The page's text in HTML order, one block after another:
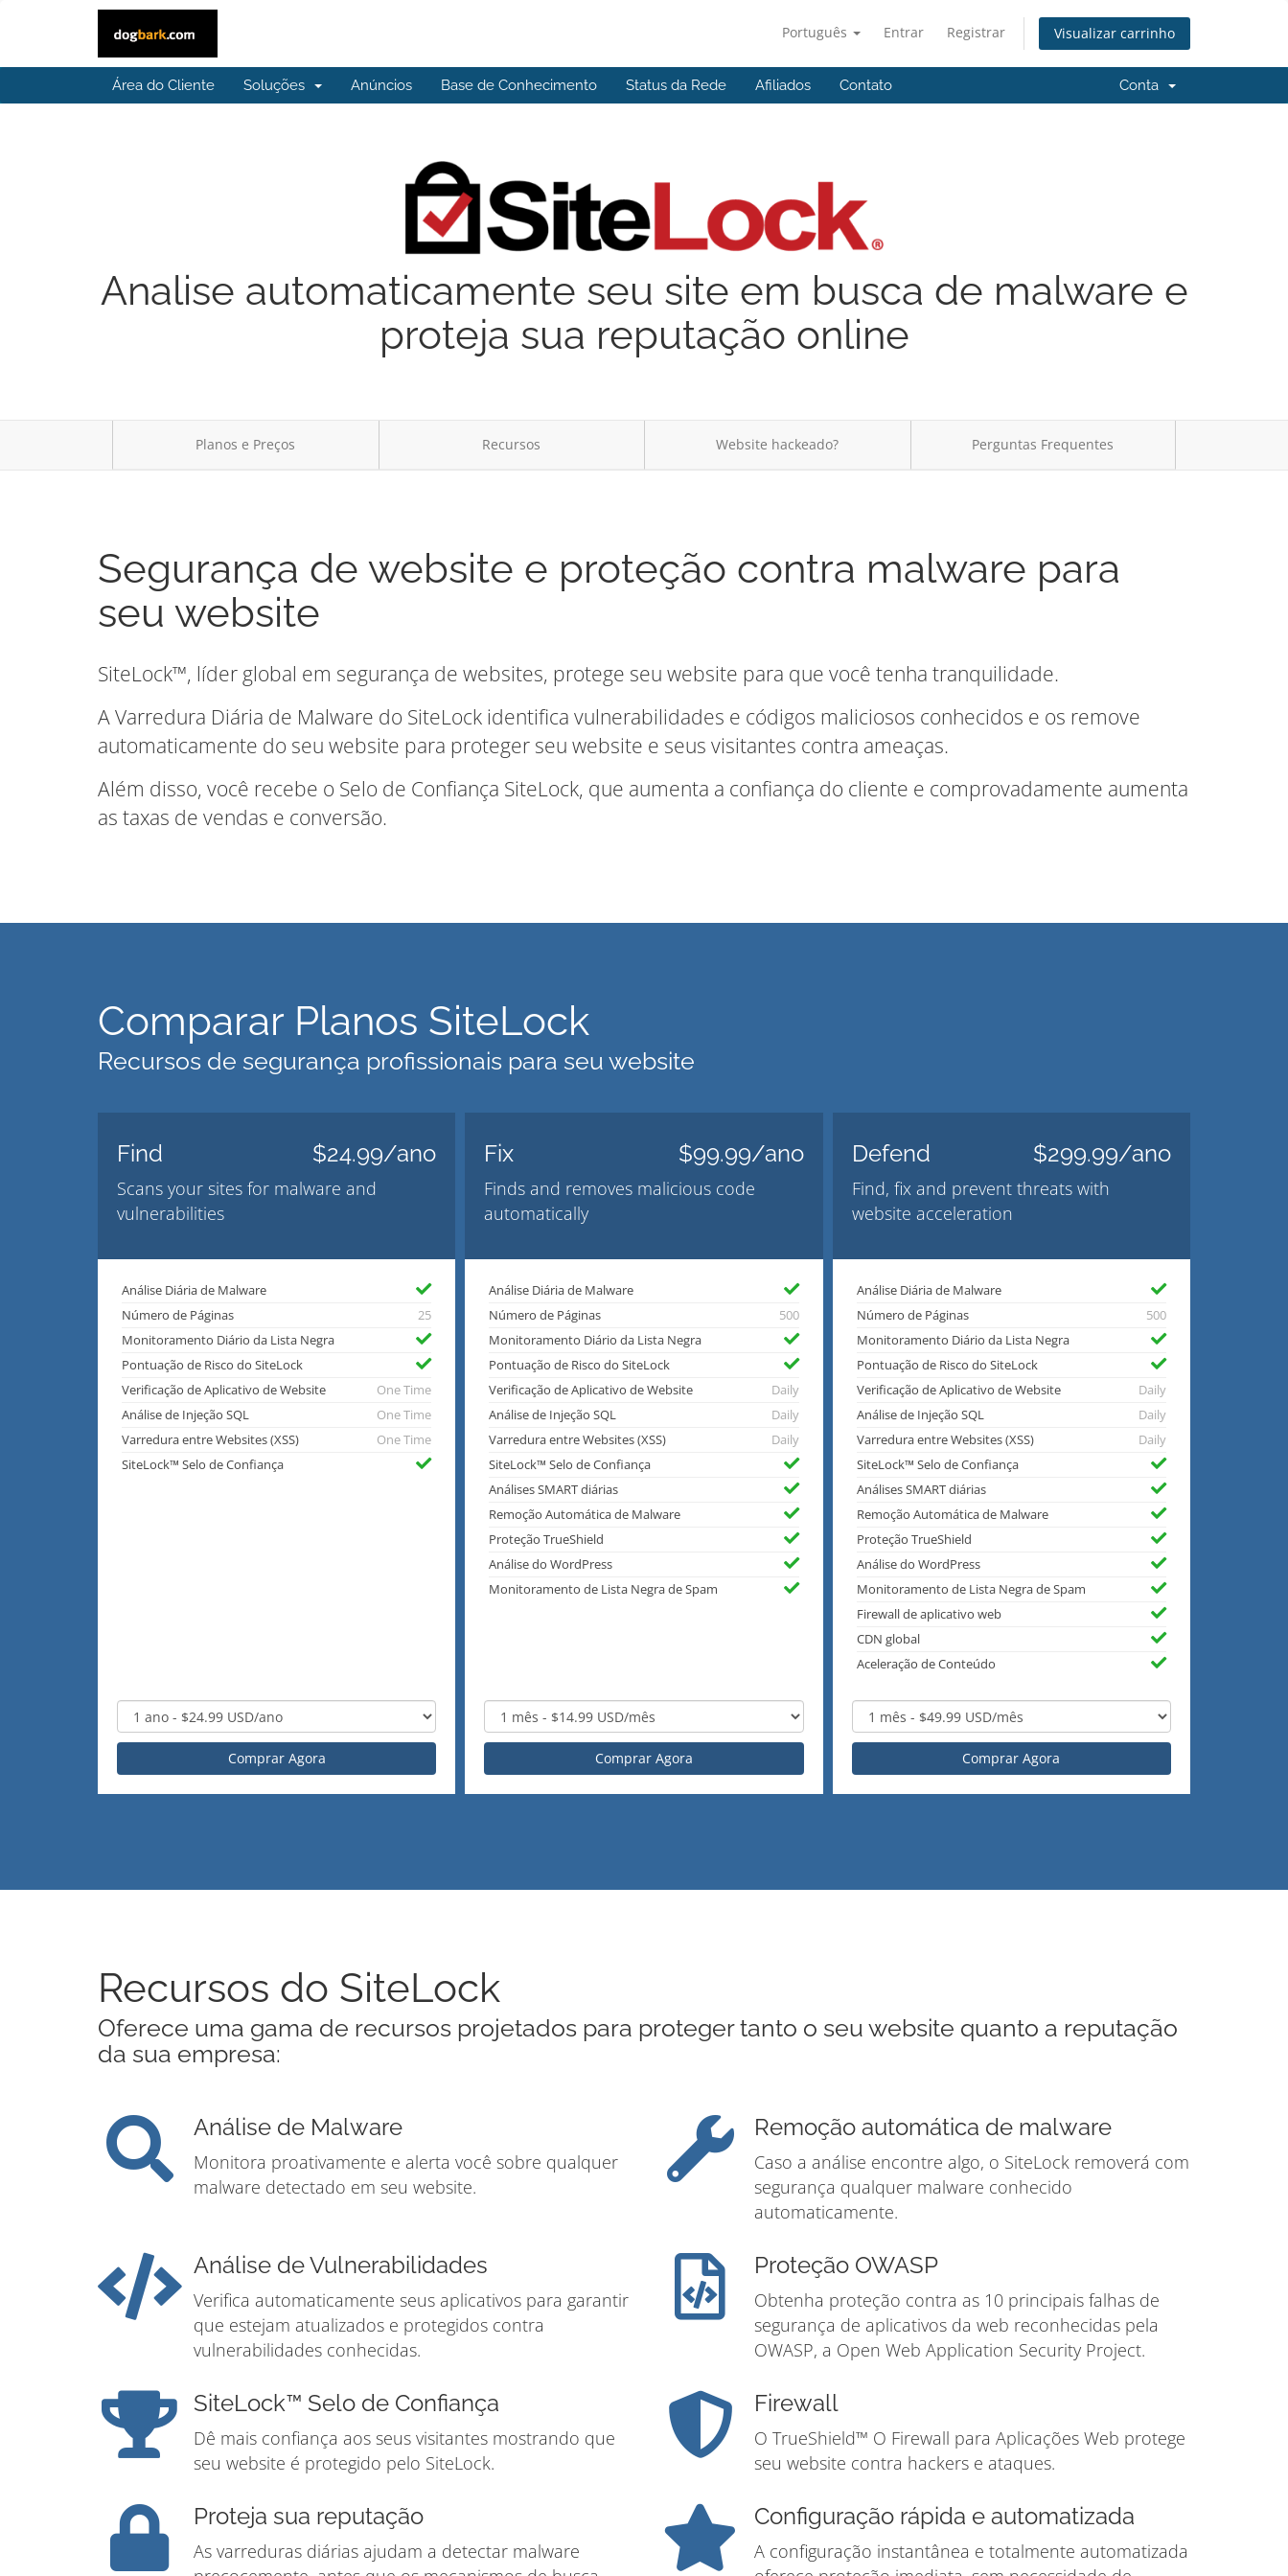
Português Entrar Registrar Visualizar carrinho
Área do Cliente Soluções Anúncios Base de Conhecimento Status da Rede Afiliados Contato Conta
Analise automaticamente seu site em busca de malware e
proteja sua reputação online
Planos e Preços Recursos Website hackeado? Perguntas Frequentes
Segurança de website e proteção contra malware para
seu website
SiteLock™, líder global em segurança de websites, protege seu website para que você tenha tranquilidade.
A Varredura Diária de Malware do SiteLock identifica vulnerabilidades e códigos maliciosos conhecidos e os remove
automaticamente do seu website para proteger seu website e seus visitantes contra ameaças.
Além disso, você recebe o Selo de Confiança SiteLock, que aumenta a confiança do cliente e comprovadamente aumenta
as taxas de vendas e conversão.
Comparar Planos SiteLock
Recursos de segurança profissionais para seu website
Find $24.99/ano
Scans your sites for malware and
vulnerabilities
Análise Diária de Malware
Número de Páginas
25
Monitoramento Diário da Lista Negra
Pontuação de Risco do SiteLock
Verificação de Aplicativo de Website
One Time
Análise de Injeção SQL
One Time
Varredura entre Websites (XSS)
One Time
SiteLock™ Selo de Confiança
Comprar Agora
Fix $99.99/ano
Finds and removes malicious code
automatically
Análise Diária de Malware
Número de Páginas
500
Monitoramento Diário da Lista Negra
Pontuação de Risco do SiteLock
Verificação de Aplicativo de Website
Daily
Análise de Injeção SQL
Daily
Varredura entre Websites (XSS)
Daily
SiteLock™ Selo de Confiança
Análises SMART diárias
Remoção Automática de Malware
Proteção TrueShield
Análise do WordPress
Monitoramento de Lista Negra de Spam
Comprar Agora
Defend $299.99/ano
Find, fix and prevent threats with
website acceleration
Análise Diária de Malware
Número de Páginas
500
Monitoramento Diário da Lista Negra
Pontuação de Risco do SiteLock
Verificação de Aplicativo de Website
Daily
Análise de Injeção SQL
Daily
Varredura entre Websites (XSS)
Daily
SiteLock™ Selo de Confiança
Análises SMART diárias
Remoção Automática de Malware
Proteção TrueShield
Análise do WordPress
Monitoramento de Lista Negra de Spam
Firewall de aplicativo web
CDN global
Aceleração de Conteúdo
Comprar Agora
Recursos do SiteLock
Oferece uma gama de recursos projetados para proteger tanto o seu website quanto a reputação
da sua empresa:
Análise de Malware
Monitora proativamente e alerta você sobre qualquer
malware detectado em seu website.
Remoção automática de malware
Caso a análise encontre algo, o SiteLock removerá com
segurança qualquer malware conhecido
automaticamente.
Análise de Vulnerabilidades
Verifica automaticamente seus aplicativos para garantir
que estejam atualizados e protegidos contra
vulnerabilidades conhecidas.
Proteção OWASP
Obtenha proteção contra as 10 principais falhas de
segurança de aplicativos da web reconhecidas pela
OWASP, a Open Web Application Security Project.
SiteLock™ Selo de Confiança
Dê mais confiança aos seus visitantes mostrando que
seu website é protegido pelo SiteLock.
Firewall
O TrueShield™ O Firewall para Aplicações Web protege
seu website contra hackers e ataques.
Proteja sua reputação
As varreduras diárias ajudam a detectar malware
Configuração rápida e automatizada
A configuração instantânea e totalmente automatizada